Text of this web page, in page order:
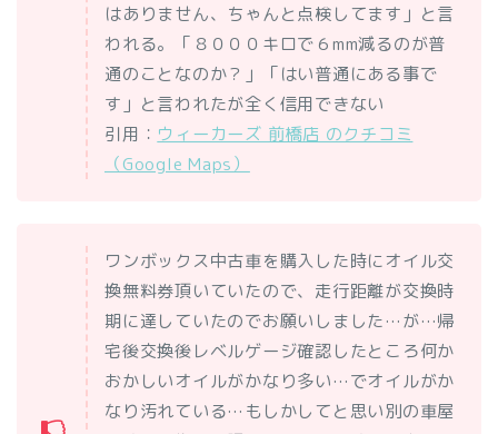
はありません、ちゃんと点検してます」と言
われる。「８０００キロで６mm減るのが普
通のことなのか？」「はい普通にある事で
す」と言われたが全く信用できない
引用： ウィーカーズ 前橋店 のクチコミ
（Google Maps）
ワンボックス中古車を購入した時にオイル交
換無料券頂いていたので、走行距離が交換時
期に達していたのでお願いしました…が…帰
宅後交換後レベルゲージ確認したところ何か
おかしいオイルがかなり多い…でオイルがか
なり汚れている…もしかしてと思い別の車屋